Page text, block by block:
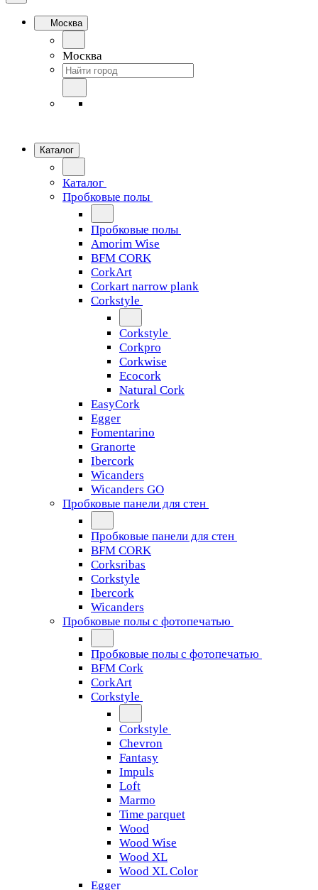
Москва
Москва
Каталог
Каталог
Пробковые полы
Пробковые полы
Amorim Wise
BFM CORK
CorkArt
Corkart narrow plank
Corkstyle
Corkstyle
Corkpro
Corkwise
Ecocork
Natural Cork
EasyCork
Egger
Fomentarino
Granorte
Ibercork
Wicanders
Wicanders GO
Пробковые панели для стен
Пробковые панели для стен
BFM CORK
Corksribas
Corkstyle
Ibercork
Wicanders
Пробковые полы с фотопечатью
Пробковые полы с фотопечатью
BFM Cork
CorkArt
Corkstyle
Corkstyle
Chevron
Fantasy
Impuls
Loft
Marmo
Time parquet
Wood
Wood Wise
Wood XL
Wood XL Color
Egger